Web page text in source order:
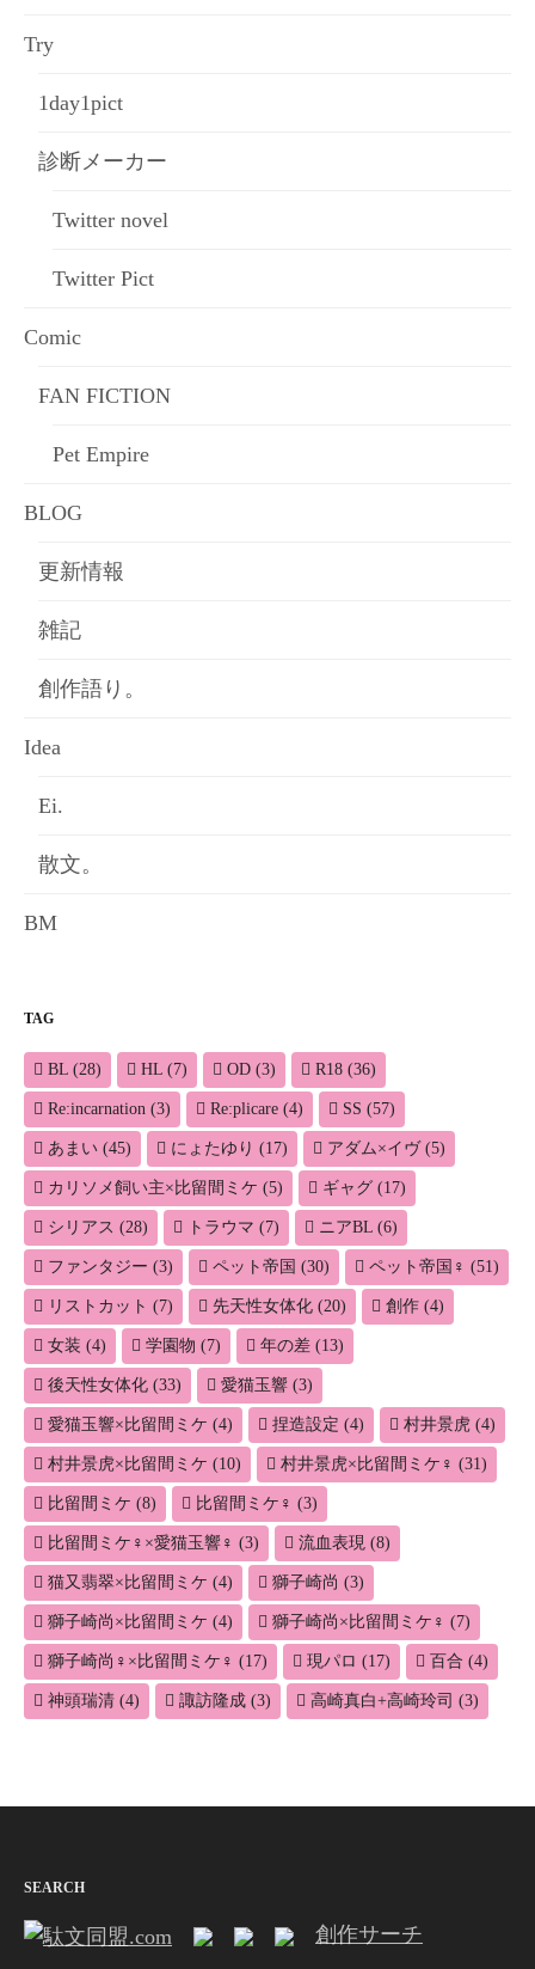
Try
1day1pict
診断メーカー
Twitter novel
Twitter Pict
Comic
FAN FICTION
Pet Empire
BLOG
更新情報
雑記
創作語り。
Idea
Ei.
散文。
BM
TAG
BL (28) HL (7) OD (3) R18 (36)
Re:incarnation (3) Re:plicare (4) SS (57)
あまい (45) にょたゆり (17) アダム×イヴ(5)
カリソメ飼い主×比留間ミケ (5) ギャグ (17)
シリアス (28) トラウマ (7) ニアBL (6)
ファンタジー (3) ペット帝国 (30) ペット帝国♀ (51)
リストカット (7) 先天性女体化 (20) 創作 (4)
女装 (4) 学園物 (7) 年の差 (13)
後天性女体化 (33) 愛猫玉響 (3)
愛猫玉響×比留間ミケ (4) 捏造設定 (4) 村井景虎 (4)
村井景虎×比留間ミケ (10) 村井景虎×比留間ミケ♀ (31)
比留間ミケ (8) 比留間ミケ♀ (3)
比留間ミケ♀×愛猫玉響♀ (3) 流血表現 (8)
猫又翡翠×比留間ミケ (4) 獅子崎尚 (3)
獅子崎尚×比留間ミケ (4) 獅子崎尚×比留間ミケ♀ (7)
獅子崎尚♀×比留間ミケ♀ (17) 現パロ (17) 百合 (4)
神頭瑞清 (4) 諏訪隆成 (3) 高崎真白+高崎玲司 (3)
SEARCH
創作サーチ